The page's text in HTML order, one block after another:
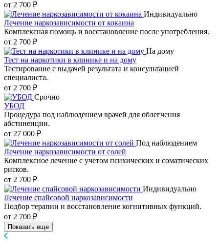
от 2 700 ₽
Индивидуально
Лечение наркозависимости от кокаина
Комплексная помощь и восстановление после употребления.
от 2 700 ₽
На дому
Тест на наркотики в клинике и на дому
Тестирование с выдачей результата и консультацией
специалиста.
от 2 700 ₽
Срочно
УБОД
Процедура под наблюдением врачей для облегчения
абстиненции.
от 27 000 ₽
Под наблюдением
Лечение наркозависимости от солей
Комплексное лечение с учетом психических и соматических
рисков.
от 2 700 ₽
Индивидуально
Лечение спайсовой наркозависимости
Подбор терапии и восстановление когнитивных функций.
от 2 700 ₽
Показать еще